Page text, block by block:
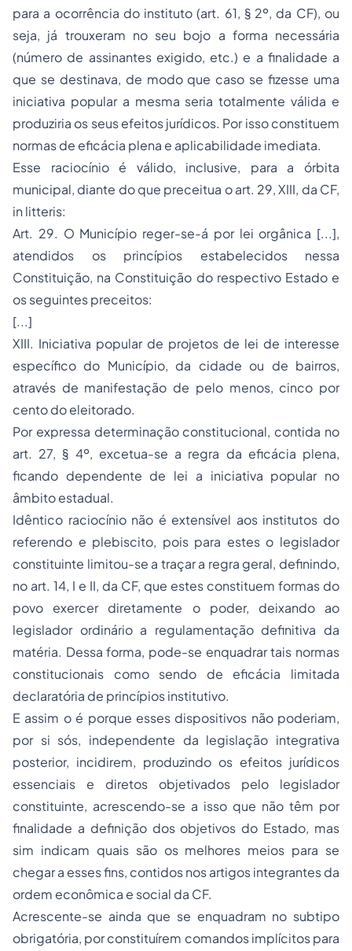
para a ocorrência do instituto (art. 61, § 2º, da CF), ou
seja, já trouxeram no seu bojo a forma necessária
(número de assinantes exigido, etc.) e a finalidade a
que se destinava, de modo que caso se fizesse uma
iniciativa popular a mesma seria totalmente válida e
produziria os seus efeitos jurídicos. Por isso constituem
normas de eficácia plena e aplicabilidade imediata.
Esse raciocínio é válido, inclusive, para a órbita
municipal, diante do que preceitua o art. 29, XIII, da CF,
in litteris:
Art. 29. O Município reger-se-á por lei orgânica [...],
atendidos os princípios estabelecidos nessa
Constituição, na Constituição do respectivo Estado e
os seguintes preceitos:
[...]
XIII. Iniciativa popular de projetos de lei de interesse
específico do Município, da cidade ou de bairros,
através de manifestação de pelo menos, cinco por
cento do eleitorado.
Por expressa determinação constitucional, contida no
art. 27, § 4º, excetua-se a regra da eficácia plena,
ficando dependente de lei a iniciativa popular no
âmbito estadual.
Idêntico raciocínio não é extensível aos institutos do
referendo e plebiscito, pois para estes o legislador
constituinte limitou-se a traçar a regra geral, definindo,
no art. 14, I e II, da CF, que estes constituem formas do
povo exercer diretamente o poder, deixando ao
legislador ordinário a regulamentação definitiva da
matéria. Dessa forma, pode-se enquadrar tais normas
constitucionais como sendo de eficácia limitada
declaratória de princípios institutivo.
E assim o é porque esses dispositivos não poderiam,
por si sós, independente da legislação integrativa
posterior, incidirem, produzindo os efeitos jurídicos
essenciais e diretos objetivados pelo legislador
constituinte, acrescendo-se a isso que não têm por
finalidade a definição dos objetivos do Estado, mas
sim indicam quais são os melhores meios para se
chegar a esses fins, contidos nos artigos integrantes da
ordem econômica e social da CF.
Acrescente-se ainda que se enquadram no subtipo
obrigatória, por constituírem comandos implícitos para